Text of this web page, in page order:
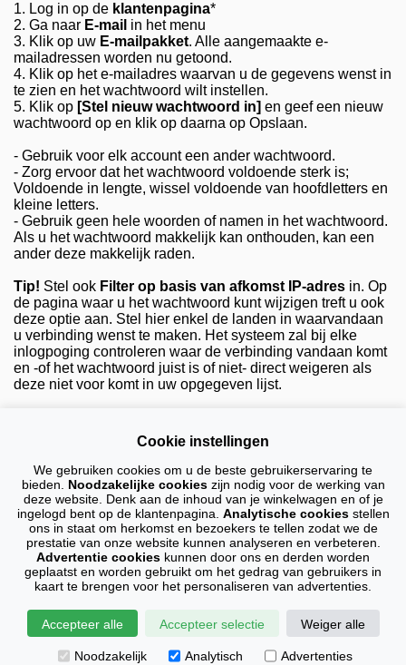
1. Log in op de klantenpagina*
2. Ga naar E-mail in het menu
3. Klik op uw E-mailpakket. Alle aangemaakte e-
mailadressen worden nu getoond.
4. Klik op het e-mailadres waarvan u de gegevens wenst in
te zien en het wachtwoord wilt instellen.
5. Klik op [Stel nieuw wachtwoord in] en geef een nieuw
wachtwoord op en klik op daarna op Opslaan.
- Gebruik voor elk account een ander wachtwoord.
- Zorg ervoor dat het wachtwoord voldoende sterk is;
Voldoende in lengte, wissel voldoende van hoofdletters en
kleine letters.
- Gebruik geen hele woorden of namen in het wachtwoord.
Als u het wachtwoord makkelijk kan onthouden, kan een
ander deze makkelijk raden.
Tip! Stel ook Filter op basis van afkomst IP-adres in. Op
de pagina waar u het wachtwoord kunt wijzigen treft u ook
deze optie aan. Stel hier enkel de landen in waarvandaan
u verbinding wenst te maken. Het systeem zal bij elke
inlogpoging controleren waar de verbinding vandaan komt
en -of het wachtwoord juist is of niet- direct weigeren als
deze niet voor komt in uw opgegeven lijst.
scherm. Uw gebruikersnaam is het e-mailadres dat u bij de
bestelling hebt opgegeven.
< Terug naar het overzicht
Op al onze leveringen en diensten zijn de algemene voorwaarden en privacy
verklaring van toepassing.
Algemene voorwaarden|Privacy verklaring| Cookie verklaring
© HostingEnRegistratie.nl 2008-2026
Cookie instellingen
We gebruiken cookies om u de beste gebruikerservaring te
bieden. Noodzakelijke cookieszijn nodig voor de werking van
deze website. Denk aan de inhoud van je winkelwagen en of je
ingelogd bent op de klantenpagina. Analytische cookiesstellen
ons in staat om herkomst en bezoekers te tellen zodat we de
prestatie van onze website kunnen analyseren en verbeteren.
Advertentie cookies kunnen door ons en derden worden
geplaatst en worden gebruikt om het gedrag van gebruikers in
kaart te brengen voor het personaliseren van advertenties.
Accepteer alle Accepteer selectie Weiger alle
Noodzakelijk Analytisch Advertenties